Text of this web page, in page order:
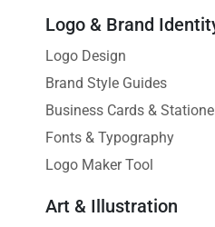
Logo & Brand
Logo Design
Brand Style Guides
Business Cards &
Fonts & Typography
Logo Maker Tool
Art & Illustration